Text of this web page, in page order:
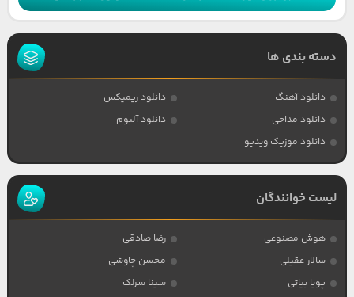
دسته بندی ها
دانلود آهنگ
دانلود ریمیکس
دانلود مداحی
دانلود آلبوم
دانلود موزیک ویدیو
لیست خوانندگان
هوش مصنوعی
رضا صادقی
سالار عقیلی
محسن چاوشی
پویا بیاتی
سینا سرلک